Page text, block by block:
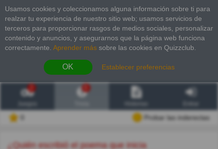
Usamos cookies y coleccionamos alguna información sobre ti para
realzar tu experiencia de nuestro sitio web; usamos servicios de
terceros para proporcionar rasgos de medios sociales, personalizar
contenido y anuncios, y asegurarnos que la página web funciona
correctamente. Aprender más sobre las cookies en Quizzclub.
OK Establecer preferencias
2
Probar las inderectas
¿Quién escribió el poema que inicia